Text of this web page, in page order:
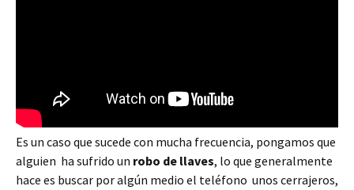
Es un caso que sucede con mucha frecuencia, pongamos que
alguien ha sufrido un robo de llaves, lo que generalmente
hace es buscar por algún medio el teléfono unos cerrajeros,